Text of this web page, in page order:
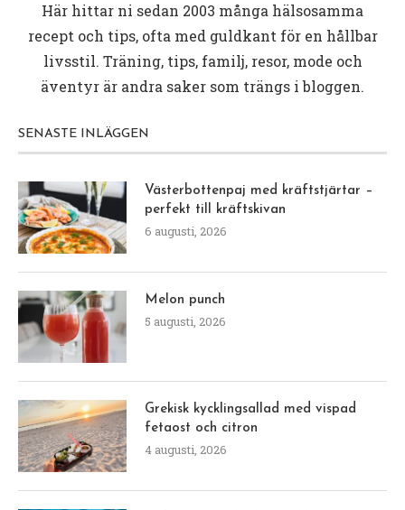
Här hittar ni sedan 2003 många hälsosamma
recept och tips, ofta med guldkant för en hållbar
livsstil. Träning, tips, familj, resor, mode och
äventyr är andra saker som trängs i bloggen.
SENASTE INLÄGGEN
Västerbottenpaj med kräftstjärtar –
perfekt till kräftskivan
6 augusti, 2026
Melon punch
5 augusti, 2026
Grekisk kycklingsallad med vispad
fetaost och citron
4 augusti, 2026